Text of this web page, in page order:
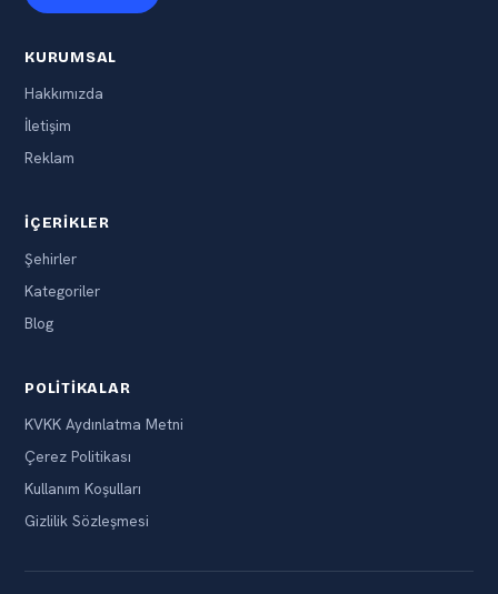
KURUMSAL
Hakkımızda
İletişim
Reklam
İÇERIKLER
Şehirler
Kategoriler
Blog
POLITIKALAR
KVKK Aydınlatma Metni
Çerez Politikası
Kullanım Koşulları
Gizlilik Sözleşmesi